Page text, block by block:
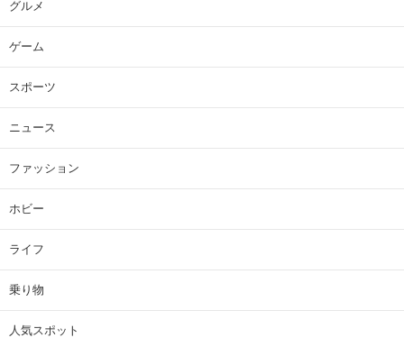
グルメ
ゲーム
スポーツ
ニュース
ファッション
ホビー
ライフ
乗り物
人気スポット